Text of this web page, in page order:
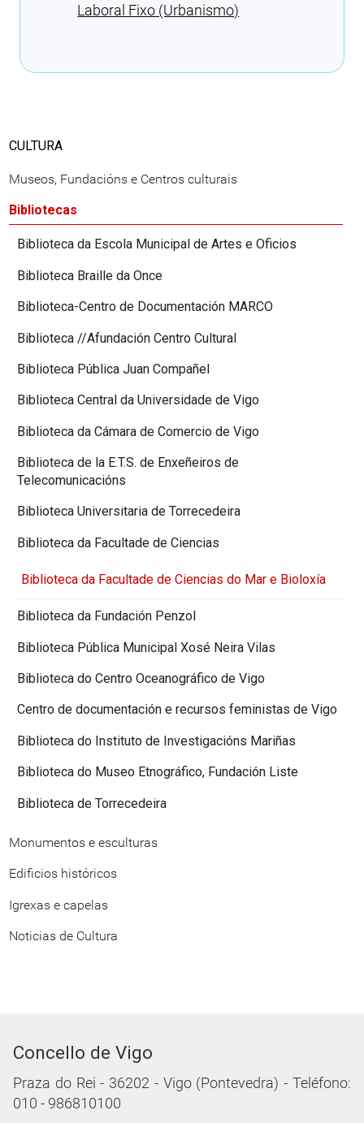
Laboral Fixo (Urbanismo)
CULTURA
Museos, Fundacións e Centros culturais
Bibliotecas
Biblioteca da Escola Municipal de Artes e Oficios
Biblioteca Braille da Once
Biblioteca-Centro de Documentación MARCO
Biblioteca //Afundación Centro Cultural
Biblioteca Pública Juan Compañel
Biblioteca Central da Universidade de Vigo
Biblioteca da Cámara de Comercio de Vigo
Biblioteca de la E.T.S. de Enxeñeiros de
Telecomunicacións
Biblioteca Universitaria de Torrecedeira
Biblioteca da Facultade de Ciencias
Biblioteca da Facultade de Ciencias do Mar e Bioloxía
Biblioteca da Fundación Penzol
Biblioteca Pública Municipal Xosé Neira Vilas
Biblioteca do Centro Oceanográfico de Vigo
Centro de documentación e recursos feministas de Vigo
Biblioteca do Instituto de Investigacións Mariñas
Biblioteca do Museo Etnográfico, Fundación Liste
Biblioteca de Torrecedeira
Monumentos e esculturas
Edificios históricos
Igrexas e capelas
Noticias de Cultura
Concello de Vigo
Praza do Rei - 36202 - Vigo (Pontevedra) - Teléfono:
010 - 986810100